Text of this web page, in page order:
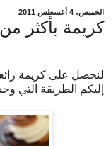
الخميس، 4 أغسطس 2011
كريمة بأكثر
لنحصل على كريمة
إليكم الطريقة التي